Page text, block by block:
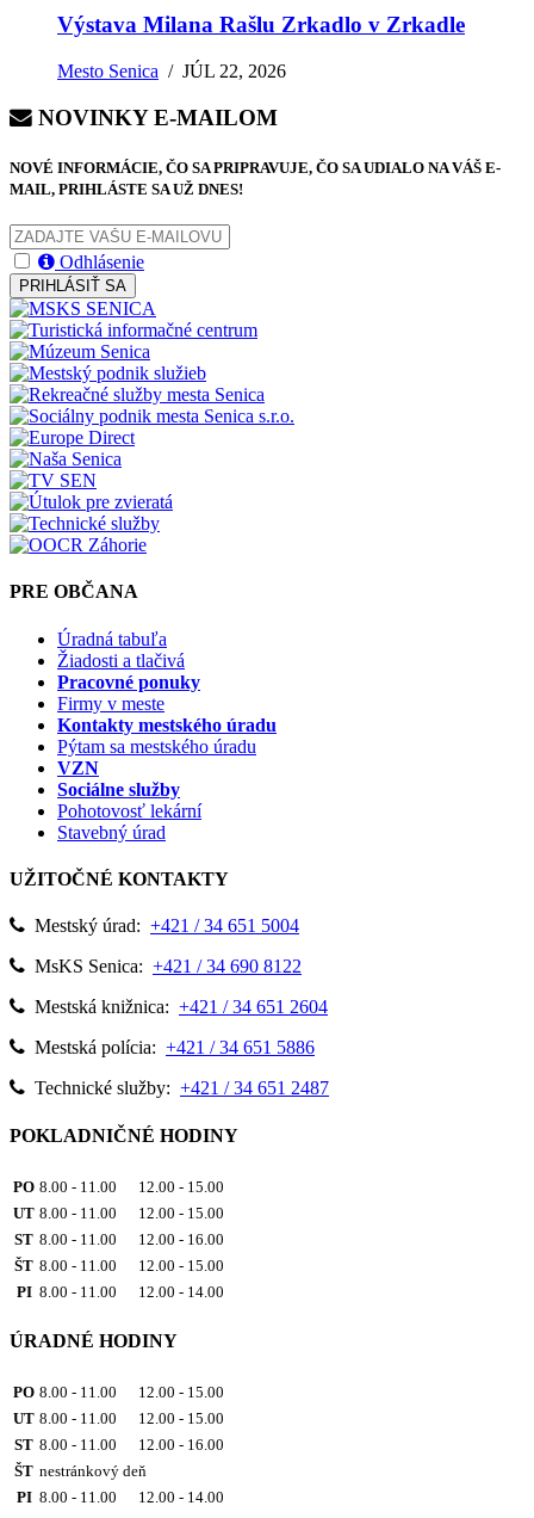
Výstava Milana Rašlu Zrkadlo v Zrkadle
Mesto Senica /JÚL 22, 2026
NOVINKY E-MAILOM
NOVÉ INFORMÁCIE, ČO SA PRIPRAVUJE, ČO SA UDIALO NA VÁŠ E-
MAIL, PRIHLÁSTE SA UŽ DNES!
Odhlásenie
PRIHLÁSIŤ SA
PRE OBČANA
Úradná tabuľa
Žiadosti a tlačivá
Pracovné ponuky
Firmy v meste
Kontakty mestského úradu
Pýtam sa mestského úradu
VZN
Sociálne služby
Pohotovosť lekární
Stavebný úrad
UŽITOČNÉ KONTAKTY
Mestský úrad: +421 / 34 651 5004
MsKS Senica: +421 / 34 690 8122
Mestská knižnica: +421 / 34 651 2604
Mestská polícia: +421 / 34 651 5886
Technické služby: +421 / 34 651 2487
POKLADNIČNÉ HODINY
PO 8.00 - 11.00 12.00 - 15.00
UT 8.00 - 11.00 12.00 - 15.00
ST 8.00 - 11.00 12.00 - 16.00
ŠT 8.00 - 11.00 12.00 - 15.00
PI 8.00 - 11.00 12.00 - 14.00
ÚRADNÉ HODINY
PO 8.00 - 11.00 12.00 - 15.00
UT 8.00 - 11.00 12.00 - 15.00
ST 8.00 - 11.00 12.00 - 16.00
ŠT nestránkový deň
PI 8.00 - 11.00 12.00 - 14.00